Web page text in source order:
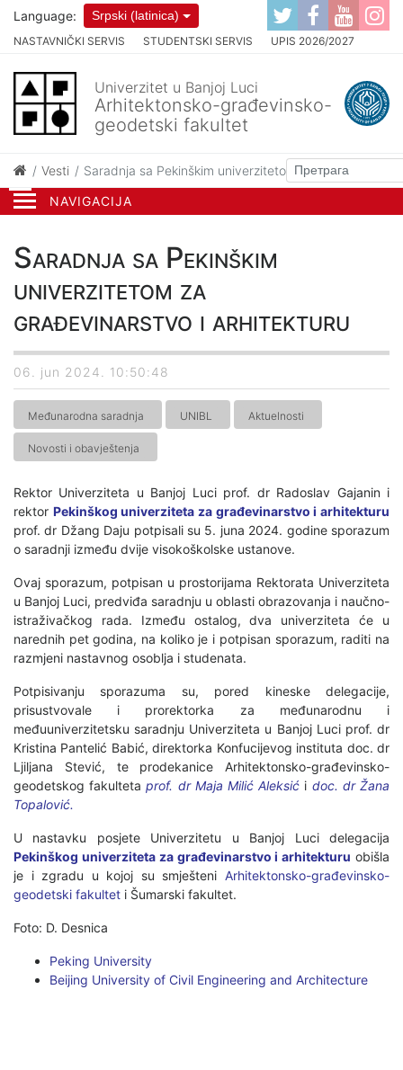
NAVIGACIJA
NASTAVNIČKI SERVIS STUDENTSKI SERVIS UPIS 2026/2027
Language: Srpski (latinica)
Univerzitet u Banjoj Luci
Arhitektonsko-građevinsko-
geodetski fakultet
Vesti Saradnja sa Pekinškim univerzitetom za
Saradnja sa Pekinškim
univerzitetom za
građevinarstvo i arhitekturu
06. jun 2024. 10:50:48
Međunarodna saradnja UNIBL Aktuelnosti
Novosti i obavještenja
Rektor Univerziteta u Banjoj Luci prof. dr Radoslav Gajanin i
rektor Pekinškog univerziteta za građevinarstvo i arhitekturu
prof. dr Džang Daju potpisali su 5. juna 2024. godine sporazum
o saradnji između dvije visokoškolske ustanove.
Ovaj sporazum, potpisan u prostorijama Rektorata Univerziteta
u Banjoj Luci, predviđa saradnju u oblasti obrazovanja i naučno-
istraživačkog rada. Između ostalog, dva univerziteta će u
narednih pet godina, na koliko je i potpisan sporazum, raditi na
razmjeni nastavnog osoblja i studenata.
Potpisivanju sporazuma su, pored kineske delegacije,
prisustvovale i prorektorka za međunarodnu i
međuuniverzitetsku saradnju Univerziteta u Banjoj Luci prof. dr
Kristina Pantelić Babić, direktorka Konfucijevog instituta doc. dr
Ljiljana Stević, te prodekanice Arhitektonsko-građevinsko-
geodetskog fakultetaprof. dr Maja Milić Aleksić i doc. dr Žana
Topalović.
U nastavku posjete Univerzitetu u Banjoj Luci delegacija
Pekinškog univerziteta za građevinarstvo i arhitekturu obišla
je i zgradu u kojoj su smješteni Arhitektonsko-građevinsko-
geodetski fakultet i Šumarski fakultet.
Foto: D. Desnica
Peking University
Beijing University of Civil Engineering and Architecture